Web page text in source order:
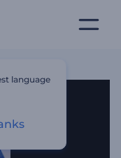
language